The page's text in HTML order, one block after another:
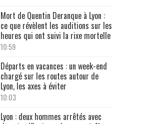
Mort de Quentin Deranque à Lyon :
ce que révèlent les auditions sur les
heures qui ont suivi la rixe mortelle
10:59
Départs en vacances : un week-end
chargé sur les routes autour de
Lyon, les axes à éviter
10:03
Lyon : deux hommes arrêtés avec